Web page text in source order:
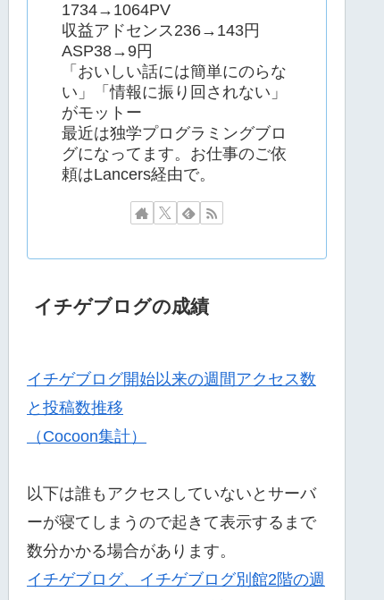
1734→1064PV
収益アドセンス236→143円
ASP38→9円
「おいしい話には簡単にのらな
い」「情報に振り回されない」
がモットー
最近は独学プログラミングブロ
グになってます。お仕事のご依
頼はLancers経由で。
イチゲブログの成績
イチゲブログ開始以来の週間アクセス数
と投稿数推移
（Cocoon集計）
以下は誰もアクセスしていないとサーバ
ーが寝てしまうので起きて表示するまで
数分かかる場合があります。
イチゲブログ、イチゲブログ別館2階の週